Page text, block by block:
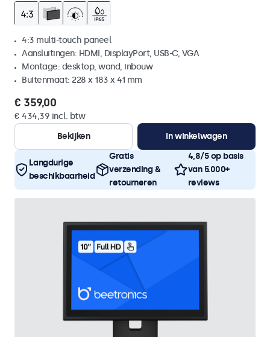
4:3 multi-touch paneel
Aansluitingen: HDMI, DisplayPort, USB-C, VGA
Montage: desktop, wand, inbouw
Buitenmaat: 228 x 183 x 41 mm
€ 359,00
€ 434,39 incl. btw
Bekijken
In winkelwagen
Langdurige
beschikbaarheid
Gratis
verzending &
retourneren
4,8/5 op basis
van 5.000+
reviews